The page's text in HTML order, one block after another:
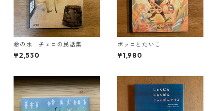
命の水 チェコの民話集
¥2,530
ポッコとたいこ
¥1,980